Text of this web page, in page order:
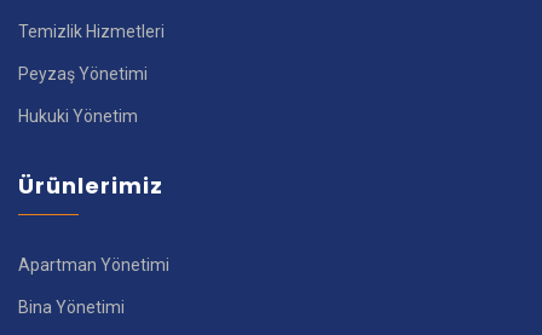
Temizlik Hizmetleri
Peyzaş Yönetimi
Hukuki Yönetim
Ürünlerimiz
Apartman Yönetimi
Bina Yönetimi